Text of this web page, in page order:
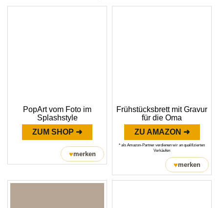
PopArt vom Foto im
Splashstyle
ZUM SHOP ➜
♥merken
Frühstücksbrett mit Gravur
für die Oma
ZU AMAZON ➜
* als Amazon-Partner verdienen wir an qualifizierten
Verkäufen
♥merken